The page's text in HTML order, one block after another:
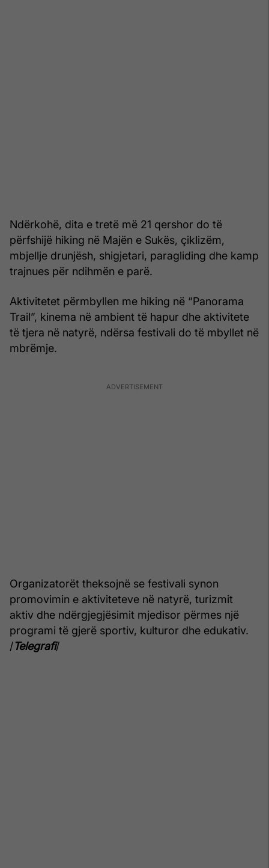
Ndërkohë, dita e tretë më 21 qershor do të
përfshijë hiking në Majën e Sukës, çiklizëm,
mbjellje drunjësh, shigjetari, paragliding dhe kamp
trajnues për ndihmën e parë.
Aktivitetet përmbyllen me hiking në “Panorama
Trail”, kinema në ambient të hapur dhe aktivitete
të tjera në natyrë, ndërsa festivali do të mbyllet në
mbrëmje.
Organizatorët theksojnë se festivali synon
promovimin e aktiviteteve në natyrë, turizmit
aktiv dhe ndërgjegjësimit mjedisor përmes një
programi të gjerë sportiv, kulturor dhe edukativ.
/Telegrafi/